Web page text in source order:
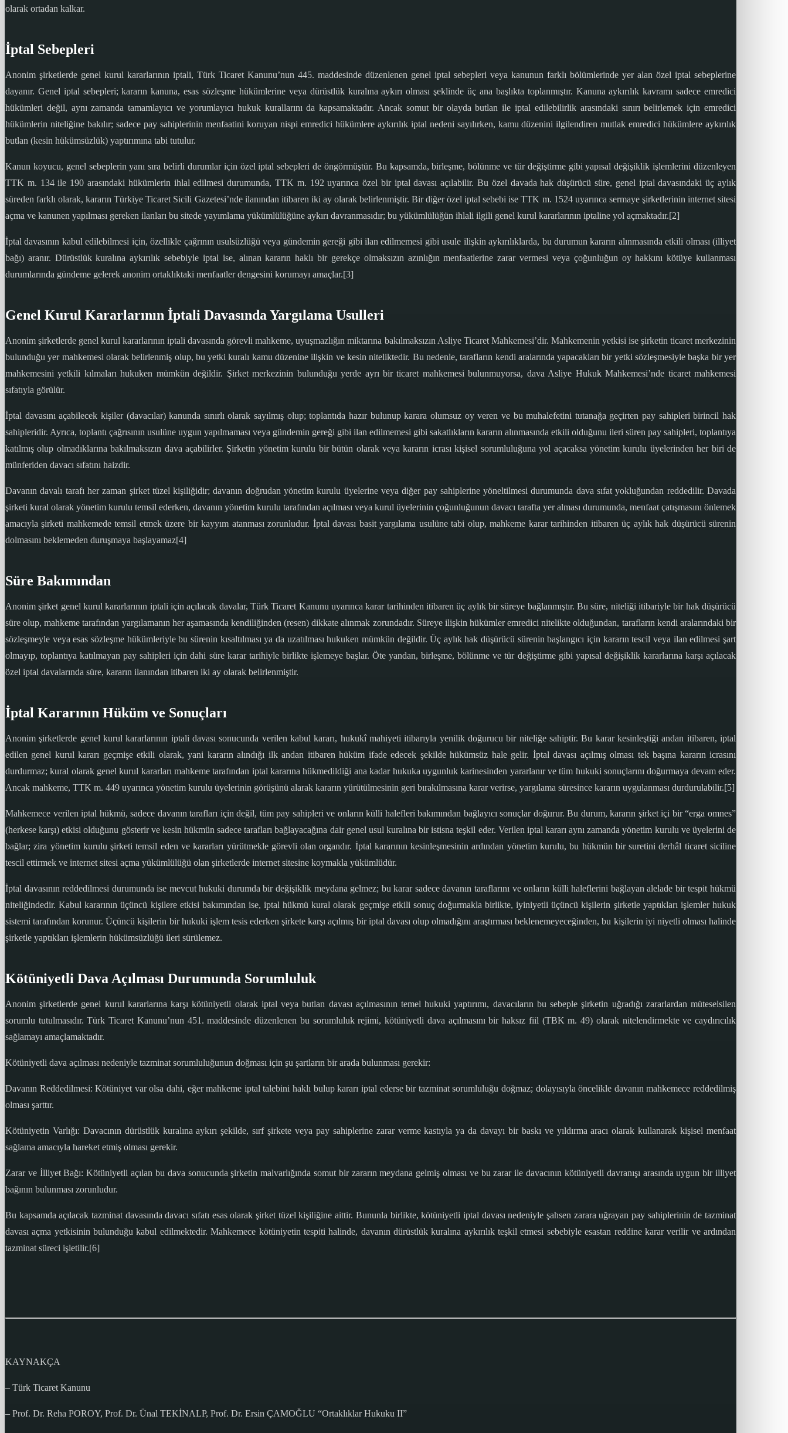
olarak ortadan kalkar.
İptal Sebepleri
Anonim şirketlerde genel kurul kararlarının iptali, Türk Ticaret Kanunu’nun 445. maddesinde düzenlenen genel iptal sebepleri veya kanunun farklı bölümlerinde yer alan özel iptal sebeplerine
dayanır. Genel iptal sebepleri; kararın kanuna, esas sözleşme hükümlerine veya dürüstlük kuralına aykırı olması şeklinde üç ana başlıkta toplanmıştır. Kanuna aykırılık kavramı sadece emredici
hükümleri değil, aynı zamanda tamamlayıcı ve yorumlayıcı hukuk kurallarını da kapsamaktadır. Ancak somut bir olayda butlan ile iptal edilebilirlik arasındaki sınırı belirlemek için emredici
hükümlerin niteliğine bakılır; sadece pay sahiplerinin menfaatini koruyan nispi emredici hükümlere aykırılık iptal nedeni sayılırken, kamu düzenini ilgilendiren mutlak emredici hükümlere aykırılık
butlan (kesin hükümsüzlük) yaptırımına tabi tutulur.
Kanun koyucu, genel sebeplerin yanı sıra belirli durumlar için özel iptal sebepleri de öngörmüştür. Bu kapsamda, birleşme, bölünme ve tür değiştirme gibi yapısal değişiklik işlemlerini düzenleyen
TTK m. 134 ile 190 arasındaki hükümlerin ihlal edilmesi durumunda, TTK m. 192 uyarınca özel bir iptal davası açılabilir. Bu özel davada hak düşürücü süre, genel iptal davasındaki üç aylık
süreden farklı olarak, kararın Türkiye Ticaret Sicili Gazetesi’nde ilanından itibaren iki ay olarak belirlenmiştir. Bir diğer özel iptal sebebi ise TTK m. 1524 uyarınca sermaye şirketlerinin internet sitesi
açma ve kanunen yapılması gereken ilanları bu sitede yayımlama yükümlülüğüne aykırı davranmasıdır; bu yükümlülüğün ihlali ilgili genel kurul kararlarının iptaline yol açmaktadır.[2]
İptal davasının kabul edilebilmesi için, özellikle çağrının usulsüzlüğü veya gündemin gereği gibi ilan edilmemesi gibi usule ilişkin aykırılıklarda, bu durumun kararın alınmasında etkili olması (illiyet
bağı) aranır. Dürüstlük kuralına aykırılık sebebiyle iptal ise, alınan kararın haklı bir gerekçe olmaksızın azınlığın menfaatlerine zarar vermesi veya çoğunluğun oy hakkını kötüye kullanması
durumlarında gündeme gelerek anonim ortaklıktaki menfaatler dengesini korumayı amaçlar.[3]
Genel Kurul Kararlarının İptali Davasında Yargılama Usulleri
Anonim şirketlerde genel kurul kararlarının iptali davasında görevli mahkeme, uyuşmazlığın miktarına bakılmaksızın Asliye Ticaret Mahkemesi’dir. Mahkemenin yetkisi ise şirketin ticaret merkezinin
bulunduğu yer mahkemesi olarak belirlenmiş olup, bu yetki kuralı kamu düzenine ilişkin ve kesin niteliktedir. Bu nedenle, tarafların kendi aralarında yapacakları bir yetki sözleşmesiyle başka bir yer
mahkemesini yetkili kılmaları hukuken mümkün değildir. Şirket merkezinin bulunduğu yerde ayrı bir ticaret mahkemesi bulunmuyorsa, dava Asliye Hukuk Mahkemesi’nde ticaret mahkemesi
sıfatıyla görülür.
İptal davasını açabilecek kişiler (davacılar) kanunda sınırlı olarak sayılmış olup; toplantıda hazır bulunup karara olumsuz oy veren ve bu muhalefetini tutanağa geçirten pay sahipleri birincil hak
sahipleridir. Ayrıca, toplantı çağrısının usulüne uygun yapılmaması veya gündemin gereği gibi ilan edilmemesi gibi sakatlıkların kararın alınmasında etkili olduğunu ileri süren pay sahipleri, toplantıya
katılmış olup olmadıklarına bakılmaksızın dava açabilirler. Şirketin yönetim kurulu bir bütün olarak veya kararın icrası kişisel sorumluluğuna yol açacaksa yönetim kurulu üyelerinden her biri de
münferiden davacı sıfatını haizdir.
Davanın davalı tarafı her zaman şirket tüzel kişiliğidir; davanın doğrudan yönetim kurulu üyelerine veya diğer pay sahiplerine yöneltilmesi durumunda dava sıfat yokluğundan reddedilir. Davada
şirketi kural olarak yönetim kurulu temsil ederken, davanın yönetim kurulu tarafından açılması veya kurul üyelerinin çoğunluğunun davacı tarafta yer alması durumunda, menfaat çatışmasını önlemek
amacıyla şirketi mahkemede temsil etmek üzere bir kayyım atanması zorunludur. İptal davası basit yargılama usulüne tabi olup, mahkeme karar tarihinden itibaren üç aylık hak düşürücü sürenin
dolmasını beklemeden duruşmaya başlayamaz[4]
Süre Bakımından
Anonim şirket genel kurul kararlarının iptali için açılacak davalar, Türk Ticaret Kanunu uyarınca karar tarihinden itibaren üç aylık bir süreye bağlanmıştır. Bu süre, niteliği itibariyle bir hak düşürücü
süre olup, mahkeme tarafından yargılamanın her aşamasında kendiliğinden (resen) dikkate alınmak zorundadır. Süreye ilişkin hükümler emredici nitelikte olduğundan, tarafların kendi aralarındaki bir
sözleşmeyle veya esas sözleşme hükümleriyle bu sürenin kısaltılması ya da uzatılması hukuken mümkün değildir. Üç aylık hak düşürücü sürenin başlangıcı için kararın tescil veya ilan edilmesi şart
olmayıp, toplantıya katılmayan pay sahipleri için dahi süre karar tarihiyle birlikte işlemeye başlar. Öte yandan, birleşme, bölünme ve tür değiştirme gibi yapısal değişiklik kararlarına karşı açılacak
özel iptal davalarında süre, kararın ilanından itibaren iki ay olarak belirlenmiştir.
İptal Kararının Hüküm ve Sonuçları
Anonim şirketlerde genel kurul kararlarının iptali davası sonucunda verilen kabul kararı, hukukî mahiyeti itibarıyla yenilik doğurucu bir niteliğe sahiptir. Bu karar kesinleştiği andan itibaren, iptal
edilen genel kurul kararı geçmişe etkili olarak, yani kararın alındığı ilk andan itibaren hüküm ifade edecek şekilde hükümsüz hale gelir. İptal davası açılmış olması tek başına kararın icrasını
durdurmaz; kural olarak genel kurul kararları mahkeme tarafından iptal kararına hükmedildiği ana kadar hukuka uygunluk karinesinden yararlanır ve tüm hukuki sonuçlarını doğurmaya devam eder.
Ancak mahkeme, TTK m. 449 uyarınca yönetim kurulu üyelerinin görüşünü alarak kararın yürütülmesinin geri bırakılmasına karar verirse, yargılama süresince kararın uygulanması durdurulabilir.[5]
Mahkemece verilen iptal hükmü, sadece davanın tarafları için değil, tüm pay sahipleri ve onların külli halefleri bakımından bağlayıcı sonuçlar doğurur. Bu durum, kararın şirket içi bir “erga omnes”
(herkese karşı) etkisi olduğunu gösterir ve kesin hükmün sadece tarafları bağlayacağına dair genel usul kuralına bir istisna teşkil eder. Verilen iptal kararı aynı zamanda yönetim kurulu ve üyelerini de
bağlar; zira yönetim kurulu şirketi temsil eden ve kararları yürütmekle görevli olan organdır. İptal kararının kesinleşmesinin ardından yönetim kurulu, bu hükmün bir suretini derhâl ticaret siciline
tescil ettirmek ve internet sitesi açma yükümlülüğü olan şirketlerde internet sitesine koymakla yükümlüdür.
İptal davasının reddedilmesi durumunda ise mevcut hukuki durumda bir değişiklik meydana gelmez; bu karar sadece davanın taraflarını ve onların külli haleflerini bağlayan alelade bir tespit hükmü
niteliğindedir. Kabul kararının üçüncü kişilere etkisi bakımından ise, iptal hükmü kural olarak geçmişe etkili sonuç doğurmakla birlikte, iyiniyetli üçüncü kişilerin şirketle yaptıkları işlemler hukuk
sistemi tarafından korunur. Üçüncü kişilerin bir hukuki işlem tesis ederken şirkete karşı açılmış bir iptal davası olup olmadığını araştırması beklenemeyeceğinden, bu kişilerin iyi niyetli olması halinde
şirketle yaptıkları işlemlerin hükümsüzlüğü ileri sürülemez.
Kötüniyetli Dava Açılması Durumunda Sorumluluk
Anonim şirketlerde genel kurul kararlarına karşı kötüniyetli olarak iptal veya butlan davası açılmasının temel hukuki yaptırımı, davacıların bu sebeple şirketin uğradığı zararlardan müteselsilen
sorumlu tutulmasıdır. Türk Ticaret Kanunu’nun 451. maddesinde düzenlenen bu sorumluluk rejimi, kötüniyetli dava açılmasını bir haksız fiil (TBK m. 49) olarak nitelendirmekte ve caydırıcılık
sağlamayı amaçlamaktadır.
Kötüniyetli dava açılması nedeniyle tazminat sorumluluğunun doğması için şu şartların bir arada bulunması gerekir:
Davanın Reddedilmesi: Kötüniyet var olsa dahi, eğer mahkeme iptal talebini haklı bulup kararı iptal ederse bir tazminat sorumluluğu doğmaz; dolayısıyla öncelikle davanın mahkemece reddedilmiş
olması şarttır.
Kötüniyetin Varlığı: Davacının dürüstlük kuralına aykırı şekilde, sırf şirkete veya pay sahiplerine zarar verme kastıyla ya da davayı bir baskı ve yıldırma aracı olarak kullanarak kişisel menfaat
sağlama amacıyla hareket etmiş olması gerekir.
Zarar ve İlliyet Bağı: Kötüniyetli açılan bu dava sonucunda şirketin malvarlığında somut bir zararın meydana gelmiş olması ve bu zarar ile davacının kötüniyetli davranışı arasında uygun bir illiyet
bağının bulunması zorunludur.
Bu kapsamda açılacak tazminat davasında davacı sıfatı esas olarak şirket tüzel kişiliğine aittir. Bununla birlikte, kötüniyetli iptal davası nedeniyle şahsen zarara uğrayan pay sahiplerinin de tazminat
davası açma yetkisinin bulunduğu kabul edilmektedir. Mahkemece kötüniyetin tespiti halinde, davanın dürüstlük kuralına aykırılık teşkil etmesi sebebiyle esastan reddine karar verilir ve ardından
tazminat süreci işletilir.[6]
KAYNAKÇA
– Türk Ticaret Kanunu
– Prof. Dr. Reha POROY, Prof. Dr. Ünal TEKİNALP, Prof. Dr. Ersin ÇAMOĞLU “Ortaklıklar Hukuku II”